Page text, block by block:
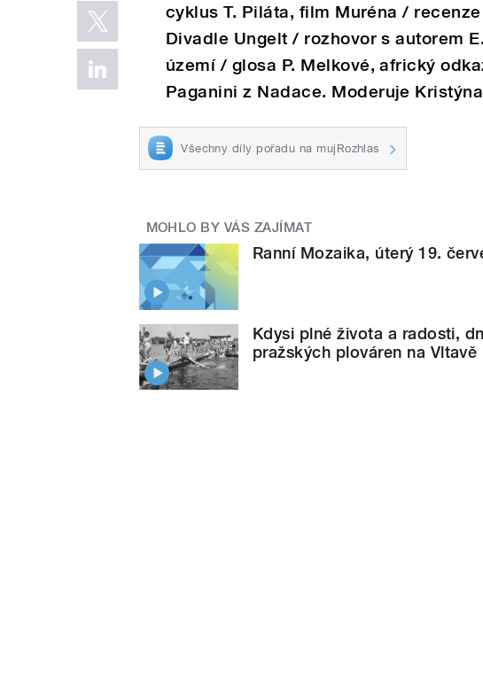
cyklus T. Piláta, film Muréna /
Divadle Ungelt / rozhovor s autorem
území / glosa P. Melkové, africký
Paganini z Nadace. Moderuje
Všechny díly pořadu na mujRozhlas
MOHLO BY VÁS ZAJÍMAT
Ranní Mozaika, úterý 19.
Kdysi plné života a radosti,
pražských plováren na Vltavě